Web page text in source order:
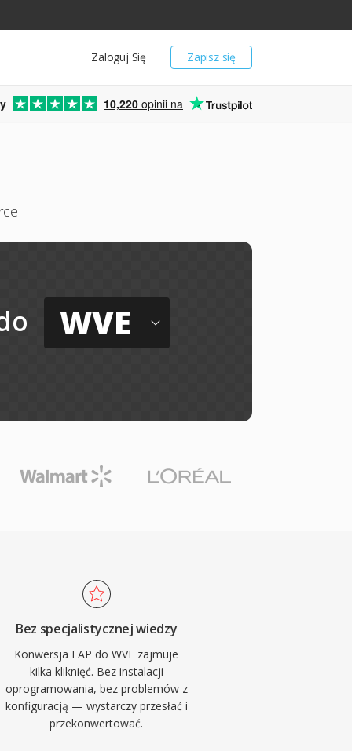
Zapisz się
Zaloguj Się
10,220 opinii na
WVE
Bez specjalistycznej wiedzy
Konwersja FAP do WVE zajmuje
kilka kliknięć. Bez instalacji
oprogramowania, bez problemów z
konfiguracją — wystarczy przesłać i
przekonwertować.